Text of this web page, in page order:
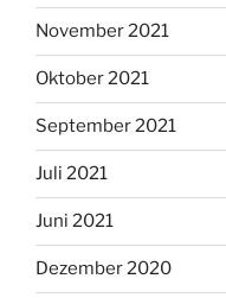
November 2021
Oktober 2021
September 2021
Juli 2021
Juni 2021
Dezember 2020